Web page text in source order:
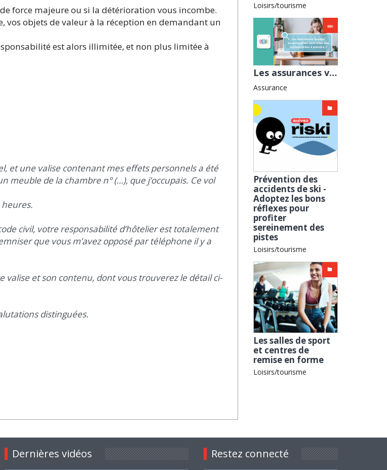
force majeure ou si la détérioration vous incombe.
vos objets de valeur à la réception en deman­dant un
est alors illimitée, et non plus limi­tée à
et une valise contenant mes effets personnels a été
meuble de la chambre n° (…), que j’occupais. Ce vol
civil, votre responsabilité d’hôtelier est totalement
que vous m’avez opposé par téléphone il y a
valise et son contenu, dont vous trouverez le détail ci-
distinguées.
Loisirs/tourisme
Les assurances voyage ou annulation sont-elles des options utiles à prendre ?
Assurance
Prévention des
accidents de ski -
Adoptez les bons
réflexes pour
profiter
sereinement des
pistes
Loisirs/tourisme
Les salles de sport
et centres de
remise en forme
Loisirs/tourisme
Dernières vidéos Restez connecté